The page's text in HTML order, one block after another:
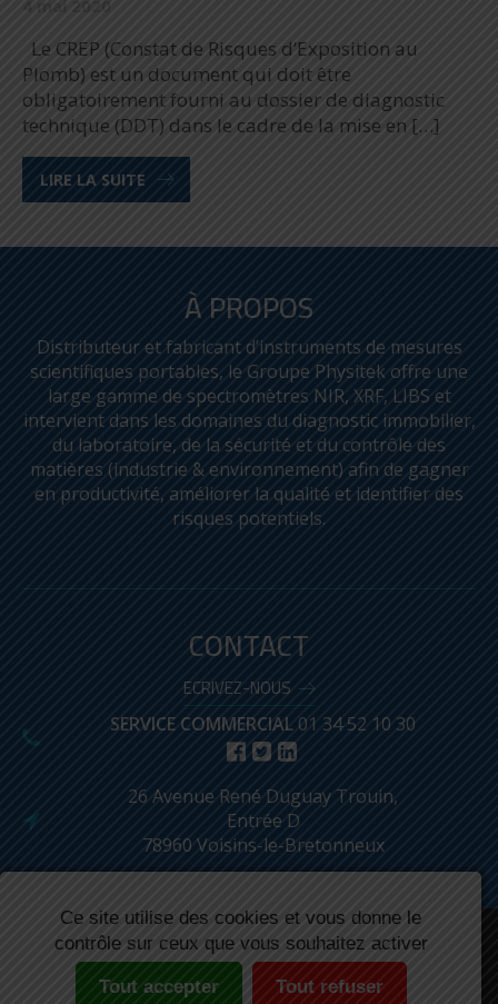
Le CREP (Constat de Risques d’Exposition au
Plomb) est un document qui doit être
obligatoirement fourni au dossier de diagnostic
technique (DDT) dans le cadre de la mise en […]
LIRE LA SUITE
À PROPOS
Distributeur et fabricant d’instruments de mesures
scientifiques portables, le Groupe Physitek offre une
large gamme de spectromètres NIR, XRF, LIBS et
intervient dans les domaines du diagnostic immobilier,
du laboratoire, de la sécurité et du contrôle des
matières (industrie & environnement) afin de gagner
en productivité, améliorer la qualité et identifier des
risques potentiels.
CONTACT
ECRIVEZ-NOUS
SERVICE COMMERCIAL 01 34 52 10 30
26 Avenue René Duguay Trouin,
Entrée D
78960 Voisins-le-Bretonneux
Réalisé par : Biznet
Mentions légales
Conditions Générales de Ventes
Produits archivés
Plan du site
Lexique
Ce site utilise des cookies et vous donne le
contrôle sur ceux que vous souhaitez activer
Tout accepter Tout refuser